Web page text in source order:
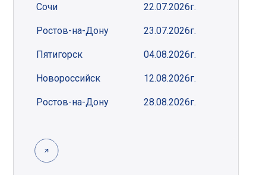
Сочи 22.07.2026г.
Ростов-на-Дону 23.07.2026г.
Пятигорск 04.08.2026г.
Новороссийск 12.08.2026г.
Ростов-на-Дону 28.08.2026г.